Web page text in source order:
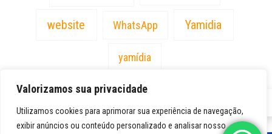
Valorizamos sua privacidade
Utilizamos cookies para aprimorar sua experiência de navegação,
exibir anúncios ou conteúdo personalizado e analisar nosso
website WhatsApp Yamidia
yamídia